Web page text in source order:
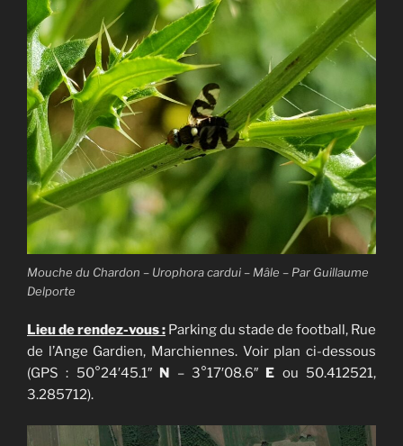
Mouche du Chardon – Urophora cardui – Mâle – Par Guillaume
Delporte
Lieu de rendez-vous : Parking du stade de football, Rue
de l’Ange Gardien, Marchiennes. Voir plan ci-dessous
(GPS : 50°24′45.1″ N – 3°17′08.6″ E ou 50.412521,
3.285712).